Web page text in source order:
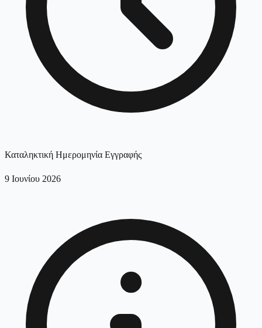
Καταληκτική Ημερομηνία Εγγραφής
9 Ιουνίου 2026